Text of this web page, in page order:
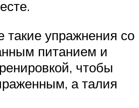
такие упражнения со
питанием и
чтобы
а талия